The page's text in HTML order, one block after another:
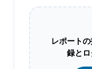
レポート
録と